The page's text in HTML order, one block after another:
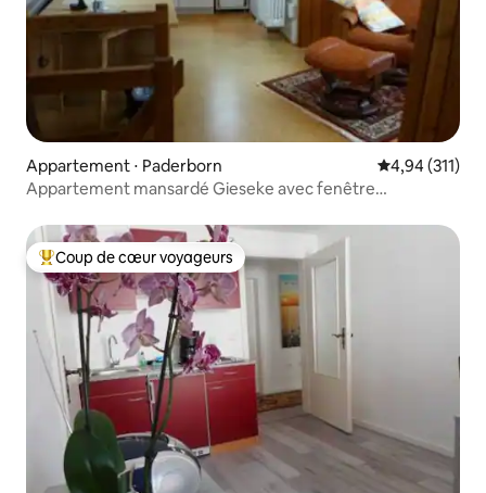
Appartement ⋅ Paderborn Évaluation
4,94 (311)
Appartement mansardé Gieseke avec fenêtre
Coups de cœur voyageurs les plus appréciés
Coup de cœur voyageurs